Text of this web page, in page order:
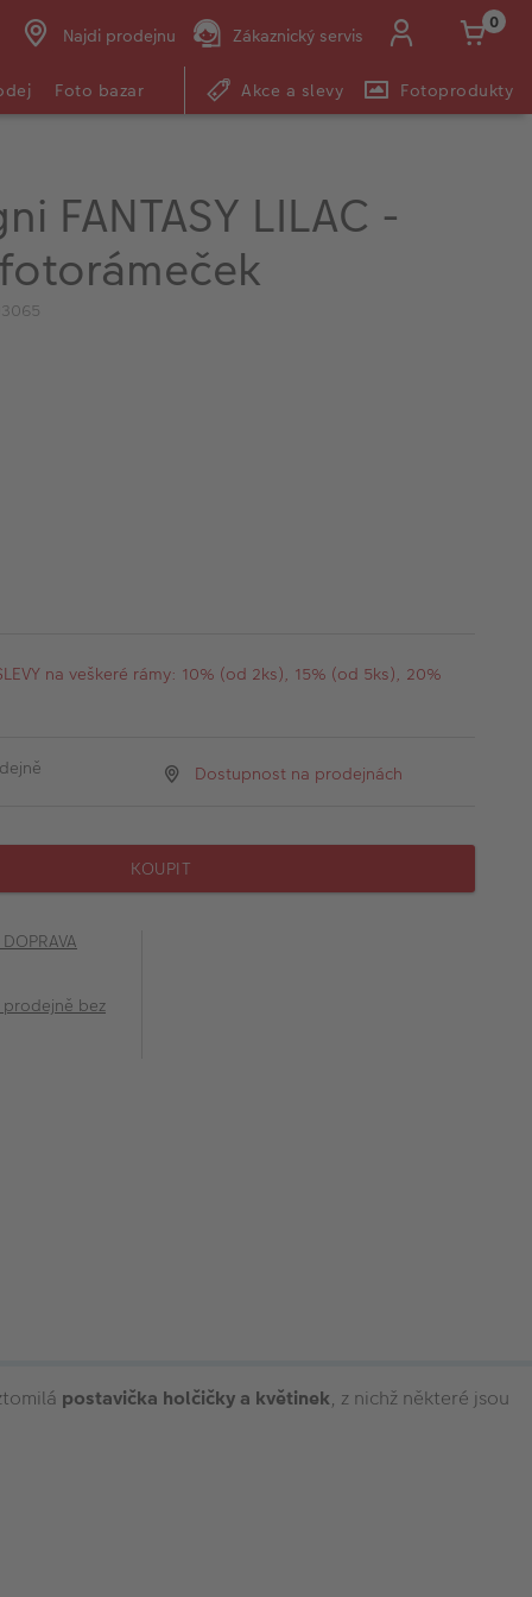
Najdi prodejnu Zákaznický servis
0
Foto bazar Akce a slevy Fotoprodukty
FANTASY LILAC -
na veškeré rámy: 10% (od 2ks), 15% (od 5ks), 20%
Dostupnost na prodejnách
KOUPIT
prodejně bez
postavička holčičky a květinek, z nichž některé jsou